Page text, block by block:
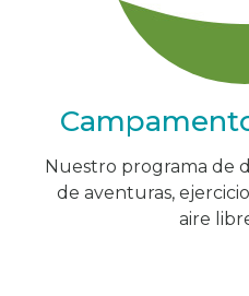
Nuestro programa de
de aventuras,
aire